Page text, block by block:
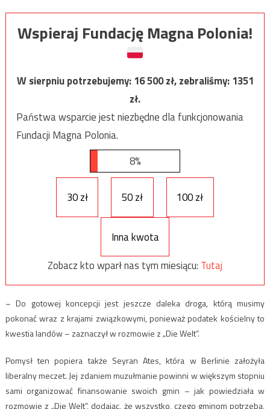
Wspieraj Fundację Magna Polonia!
W sierpniu potrzebujemy:16 500zł, zebraliśmy:1351
zł.
Państwa wsparcie jest niezbędne dla funkcjonowania
Fundacji Magna Polonia.
8%
30 zł 50 zł 100 zł
Inna kwota
Zobacz kto wparł nas tym miesiącu: Tutaj
– Do gotowej koncepcji jest jeszcze daleka droga, którą musimy
pokonać wraz z krajami związkowymi, ponieważ podatek kościelny to
kwestia landów – zaznaczył w rozmowie z „Die Welt”.
Pomysł ten popiera także Seyran Ates, która w Berlinie założyła
liberalny meczet. Jej zdaniem muzułmanie powinni w większym stopniu
sami organizować finansowanie swoich gmin – jak powiedziała w
rozmowie z „Die Welt”, dodając, że wszystko, czego gminom potrzeba,